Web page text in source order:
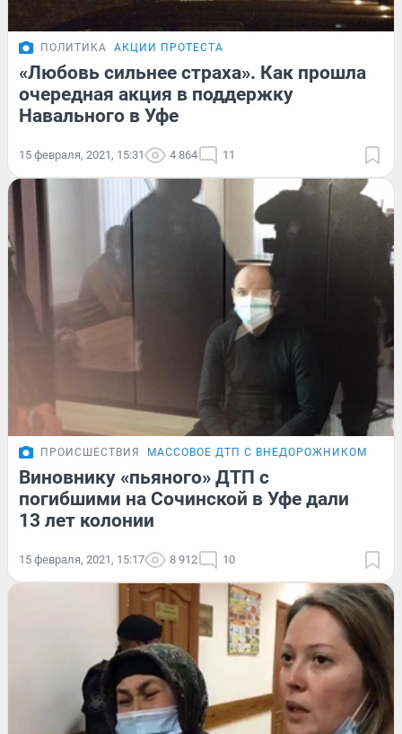
ПОЛИТИКА АКЦИИ ПРОТЕСТА
«Любовь сильнее страха». Как прошла
очередная акция в поддержку
Навального в Уфе
15 февраля, 2021, 15:31 4 864 11
ПРОИСШЕСТВИЯ МАССОВОЕ ДТП С ВНЕДОРОЖНИКОМ
Виновнику «пьяного» ДТП с
погибшими на Сочинской в Уфе дали
13 лет колонии
15 февраля, 2021, 15:17 8 912 10